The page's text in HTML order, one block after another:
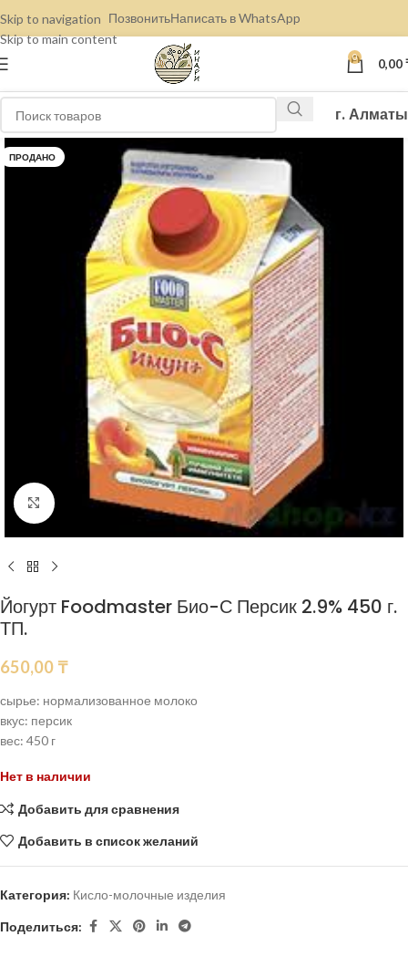
Skip to navigation
Skip to main content
ПозвонитьНаписать в WhatsApp
0 0,00
г. Алматы
ПРОДАНО
Нажмите, чтобы увеличить
Йогурт Foodmaster Био-С Персик 2.9% 450 г.
ТП.
650,00 ₸
сырье: нормализованное молоко
вкус: персик
вес: 450 г
Нет в наличии
Добавить для сравнения
Добавить в список желаний
Категория: Кисло-молочные изделия
Поделиться: